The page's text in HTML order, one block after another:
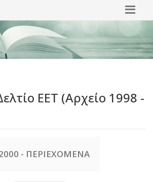
ΕΕΤ (Αρχείο 1998 -
- ΠΕΡΙΕΧΟΜΕΝΑ